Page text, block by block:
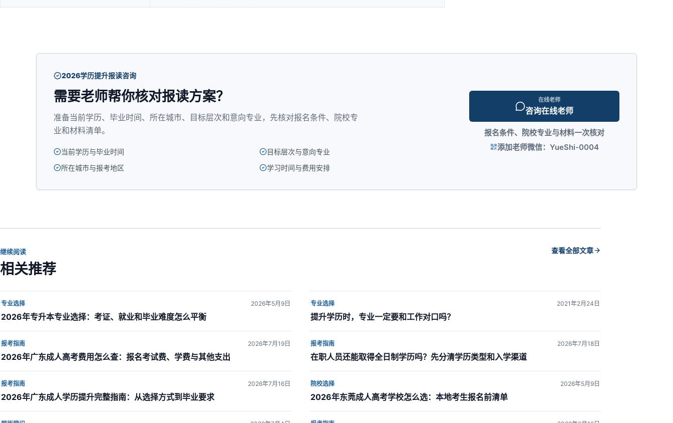
2026学历提升报读咨询
需要老师帮你核对报读方案？
准备当前学历、毕业时间、所在城市、目标层次和意向专业，先核对报名条件、院校专
业和材料清单。
当前学历与毕业时间
目标层次与意向专业
所在城市与报考地区
学习时间与费用安排
在线老师
咨询在线老师
报名条件、院校专业与材料一次核对
添加老师微信：YueShi-0004
继续阅读
相关推荐
查看全部文章
专业选择
2026年专升本专业选择：考证、就业和毕业难度怎么平衡
2026年5月9日 专业选择
提升学历时，专业一定要和工作对口吗？
2021年2月24日
报考指南
2026年广东成人高考费用怎么查：报名考试费、学费与其他支出
2026年7月19日 报考指南
在职人员还能取得全日制学历吗？先分清学历类型和入学渠道
2026年7月18日
报考指南
2026年广东成人学历提升完整指南：从选择方式到毕业要求
2026年7月16日 院校选择
2026年东莞成人高考学校怎么选：本地考生报名前清单
2026年5月9日